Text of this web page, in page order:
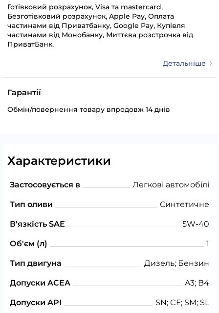
Готівковий розрахунок, Visa та mastercard,
Безготівковий розрахунок, Apple Pay, Оплата
частинами від Приватбанку, Google Pay, Купівля
частинами від Монобанку, Миттєва розстрочка від
ПриватБанк.
Детальніше
Гарантії
Обмін/повернення товару впродовж 14 днів
Характеристики
Застосовується в Легкові автомобілі
Тип оливи Синтетичне
В'язкість SAE 5W-40
Об'єм (л) 1
Тип двигуна Дизель; Бензин
Допуски ACEA A3; B4
Допуски API SN; CF; SM; SL